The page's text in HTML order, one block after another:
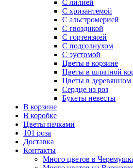
С лилией
С хризантемой
С альстромерией
С гвоздикой
С гортензией
С подсолнухом
С эустомой
Цветы в корзине
Цветы в шляпной
Цветы в
Сердце из роз
Букеты невесты
В корзине
В коробке
Цветы пачками
101 роза
Доставка
Контакты
Много цветов в